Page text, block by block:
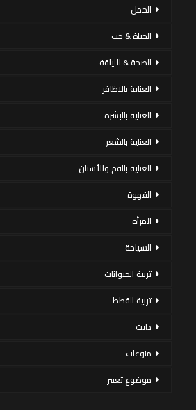
الحمل
الحياة & حب
الصحة & اللياقة
العناية بالاظافر
العناية بالبشرة
العناية بالشعر
العناية بالفم والأسنان
القهوة
المرأة
السياحة
تربية الحيوانات
تربية القطط
دايت
منوعات
موضوع تعبير